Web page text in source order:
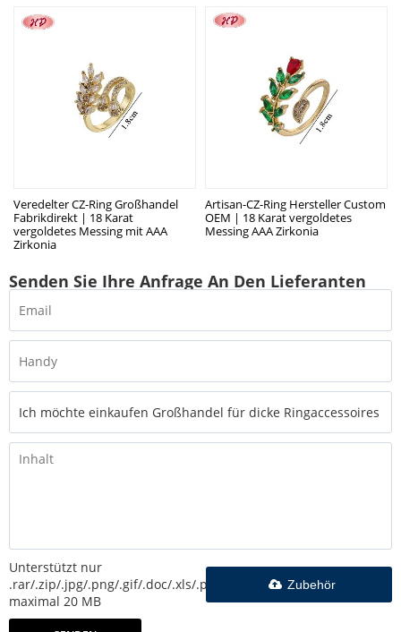
Veredelter CZ-Ring Großhandel
Fabrikdirekt | 18 Karat
vergoldetes Messing mit AAA
Zirkonia
Artisan-CZ-Ring Hersteller Custom
OEM | 18 Karat vergoldetes
Messing AAA Zirkonia
Senden Sie Ihre Anfrage An Den Lieferanten
Unterstützt nur
.rar/.zip/.jpg/.png/.gif/.doc/.xls/.pdf,
maximal 20 MB
Zubehör